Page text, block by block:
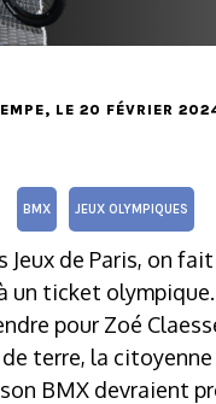
, LE 20 FÉVRIER
BMX JEUX OLYMPIQUES
Jeux de Paris, on
un ticket
pour Zoé
terre, la citoyenne
BMX devraient